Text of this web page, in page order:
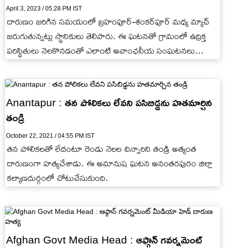
April 3, 2023 / 05:28 PM IST
దారుణం జరిగిన సమయంలో బ్రహంపూర్-శంకర్‭పూర్ మధ్య మ్యాచ్
జరుగుతున్నట్లు స్థానికులు తెలిపారు. ఈ ఘటనతో గ్రామంలో ఉద్రిక్త
పరిస్థితులు నెలకొనడంతో ఎలాంటి అవాంఛనీయ సంఘటనలు
Anantapur : తన పోలికలు లేవని ప‌సిబిడ్డ‌ను హ‌త‌మార్చిన
తండ్రి
October 22, 2021 / 04:55 PM IST
తన పోలికలతో లేదంటూ రెండు నెలల చిన్నారిని తండ్రి అత్యంత
దారుణంగా హత్యచేశాడు. ఈ అమానుష ఘటన అనంతరపురం జిల్లా
కల్యాణదుర్గంలో చోటుచేసుకుంది.
Afghan Govt Media Head : ఆఫ్గాన్ గవర్నమెంట్